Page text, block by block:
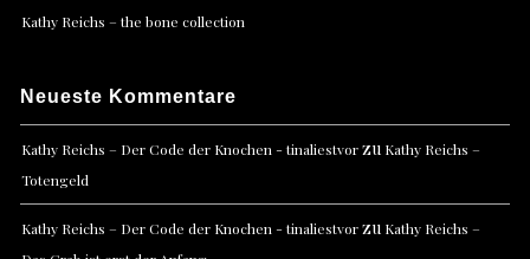
Kathy Reichs – the bone collection
Neueste Kommentare
Kathy Reichs – Der Code der Knochen - tinaliestvorzu Kathy Reichs –
Totengeld
Kathy Reichs – Der Code der Knochen - tinaliestvorzu Kathy Reichs –